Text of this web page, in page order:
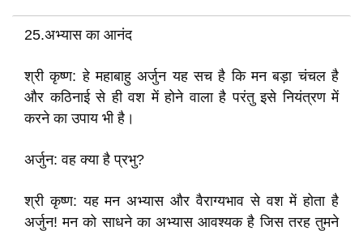
25.अभ्यास का आनंद
श्री कृष्ण: हे महाबाहु अर्जुन यह सच है कि मन बड़ा चंचल है
और कठिनाई से ही वश में होने वाला है परंतु इसे नियंत्रण में
करने का उपाय भी है।
अर्जुन: वह क्या है प्रभु?
श्री कृष्ण: यह मन अभ्यास और वैराग्यभाव से वश में होता है
अर्जुन! मन को साधने का अभ्यास आवश्यक है जिस तरह तुमने